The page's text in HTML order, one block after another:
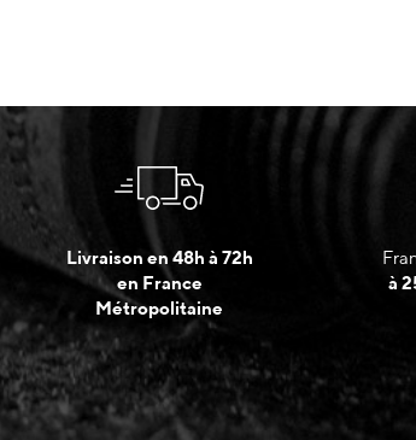
Livraison en 48h à 72h
en France
Métropolitaine
à